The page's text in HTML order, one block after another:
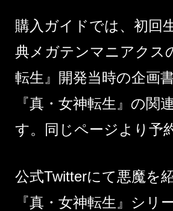
購入ガイドでは、初回
典メガテンマニアクス
転生』開発当時の企画
『真・女神転生』の
す。同じページより予
公式Twitterにて悪魔を
『真・女神転生』シ